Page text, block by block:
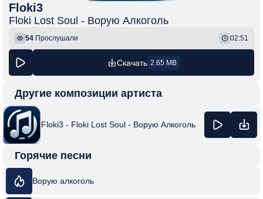
Шансон
Фонк
Floki3
Floki Lost Soul - Ворую Алкоголь
54 Прослушали 02:51
Скачать 2.65 MB
Другие композиции артиста
Floki3 - Floki Lost Soul - Ворую Алкоголь
Горячие песни
Ворую алкоголь